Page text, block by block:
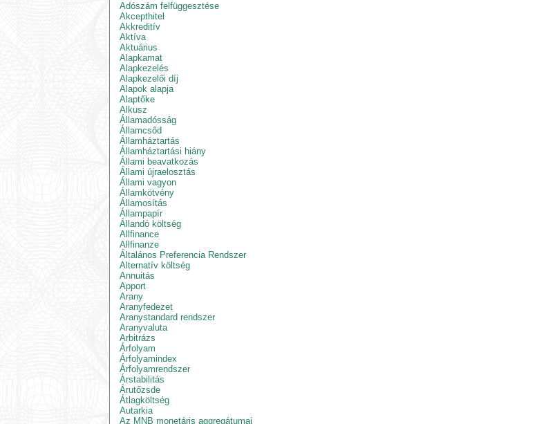
Adószám felfüggesztése
Akcepthitel
Akkreditív
Aktíva
Aktuárius
Alapkamat
Alapkezelés
Alapkezelői díj
Alapok alapja
Alaptőke
Alkusz
Államadósság
Államcsőd
Államháztartás
Államháztartási hiány
Állami beavatkozás
Állami újraelosztás
Állami vagyon
Államkötvény
Államosítás
Állampapír
Állandó költség
Allfinance
Allfinanze
Általános Preferencia Rendszer
Alternatív költség
Annuitás
Apport
Arany
Aranyfedezet
Aranystandard rendszer
Aranyvaluta
Arbitrázs
Árfolyam
Árfolyamindex
Árfolyamrendszer
Árstabilitás
Árutőzsde
Átlagköltség
Autarkia
Az MNB monetáris aggregátumai